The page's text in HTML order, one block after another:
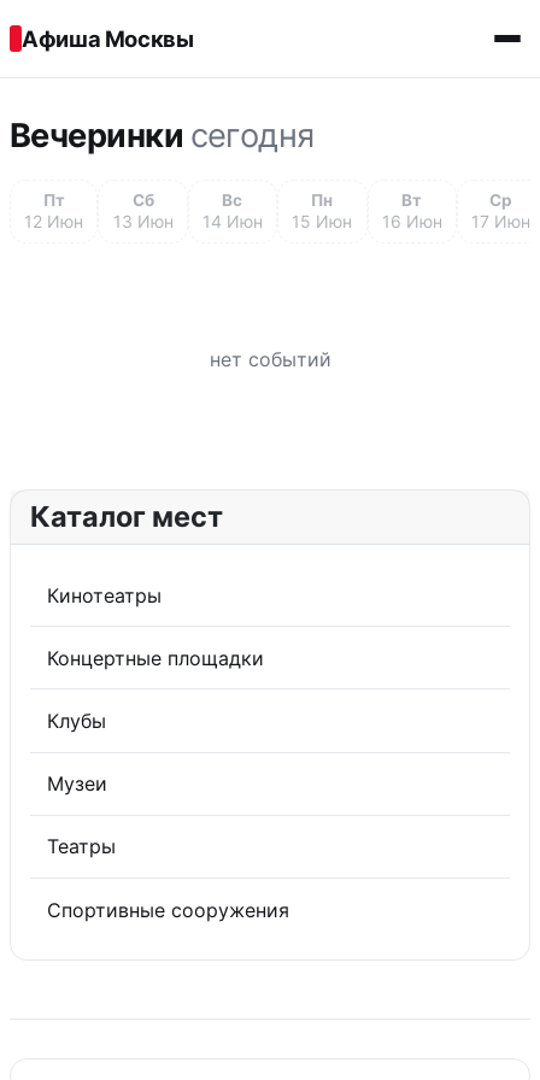
Афиша Москвы
Вечеринки сегодня
Пт
12 Июн
Сб
13 Июн
Вс
14 Июн
Пн
15 Июн
Вт
16 Июн
Ср
17 Июн
нет событий
Каталог мест
Кинотеатры
Концертные площадки
Клубы
Музеи
Театры
Спортивные сооружения